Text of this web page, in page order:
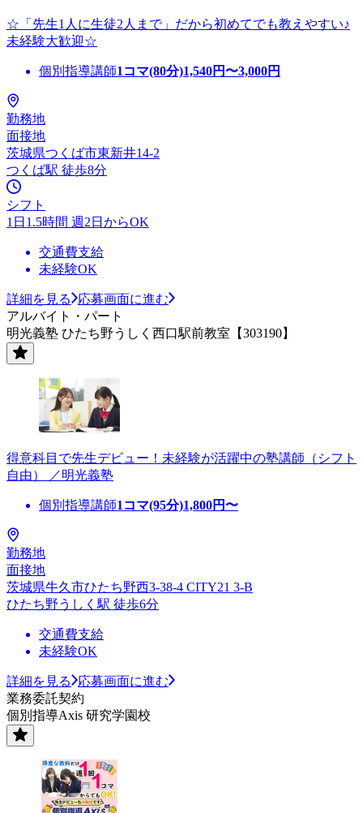
☆「先生1人に生徒2人まで」だから初めてでも教えやすい♪
未経験大歓迎☆
個別指導講師1コマ(80分)1,540円〜3,000円
勤務地
面接地
茨城県つくば市東新井14-2
つくば駅 徒歩8分
シフト
1日1.5時間 週2日からOK
交通費支給
未経験OK
詳細を見る
応募画面に進む
アルバイト・パート
明光義塾 ひたち野うしく西口駅前教室【303190】
得意科目で先生デビュー！未経験が活躍中の塾講師（シフト
自由） ／明光義塾
個別指導講師1コマ(95分)1,800円〜
勤務地
面接地
茨城県牛久市ひたち野西3-38-4 CITY21 3-B
ひたち野うしく駅 徒歩6分
交通費支給
未経験OK
詳細を見る
応募画面に進む
業務委託契約
個別指導Axis 研究学園校